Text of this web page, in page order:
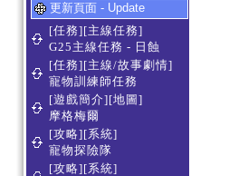
更新頁面 - Update
[任務][主線任務]
G25主線任務 - 日蝕
[任務][主線/故事劇情]
寵物訓練師任務
[遊戲簡介][地圖]
摩格梅爾
[攻略][系統]
寵物探險隊
[攻略][系統]